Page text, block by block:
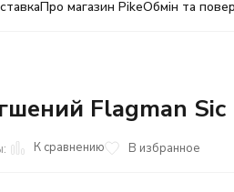
Про магазин PikeОбмін та
Flagman Sic
К сравнению В избранное